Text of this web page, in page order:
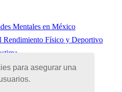
para asegurar una
Mentales en México
Rendimiento Físico y Deportivo
Amistades en México
Neuroquímicos en México